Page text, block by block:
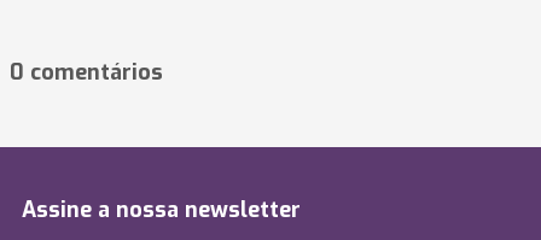
0 comentários
Assine a nossa newsletter